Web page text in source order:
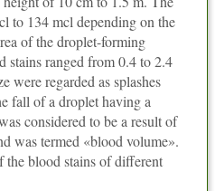
to 134 mcl depending on the
of the droplet-forming
stains ranged from 0.4 to 2.4
were regarded as splashes
fall of a droplet having a
considered to be a result of
was termed «blood volume».
the blood stains of different